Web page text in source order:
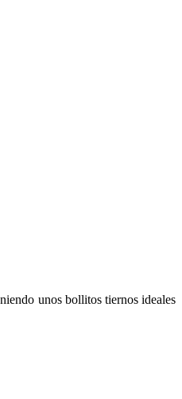
unos bollitos tiernos ideales